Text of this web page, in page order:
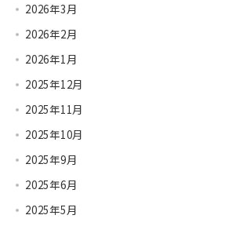
2026年3月
2026年2月
2026年1月
2025年12月
2025年11月
2025年10月
2025年9月
2025年6月
2025年5月